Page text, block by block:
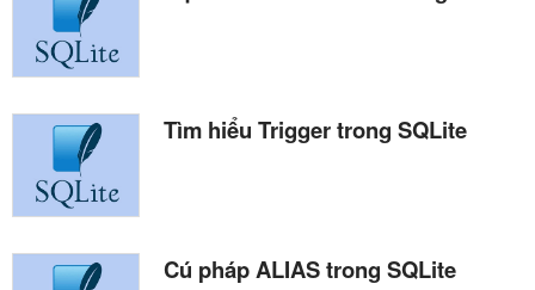
Tìm hiểu Trigger trong SQLite
Cú pháp ALIAS trong SQLite